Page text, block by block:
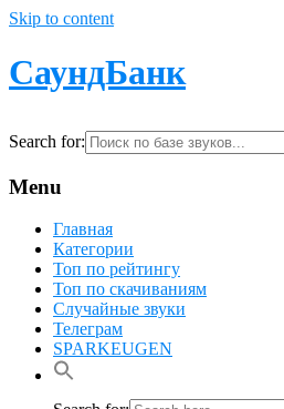
Skip to content
СаундБанк
Search for:
Menu
Главная
Категории
Топ по рейтингу
Топ по скачиваниям
Случайные звуки
Телеграм
SPARKEUGEN